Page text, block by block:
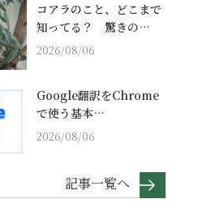
コアラのこと、どこまで
知ってる？ 驚きの…
2026/08/06
Google翻訳をChrome
で使う基本…
2026/08/06
記事一覧へ